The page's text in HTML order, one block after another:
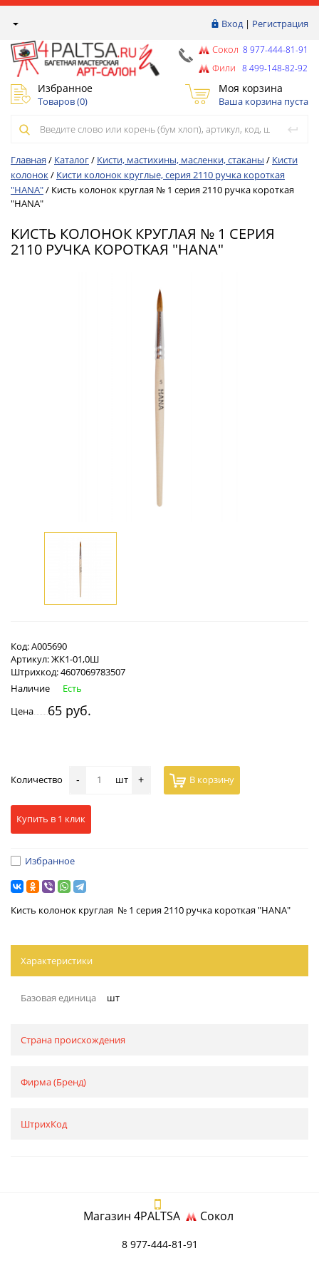
Вход| Регистрация
Сокол 8 977-444-81-91
Фили 8 499-148-82-92
Избранное
Товаров (0)
Моя корзина
Ваша корзина пуста
Главная / Каталог/ Кисти, мастихины, масленки, стаканы / Кисти
колонок/ Кисти колонок круглые, серия 2110 ручка короткая
"HANA"/ Кисть колонок круглая № 1 серия 2110 ручка короткая
"HANA"
КИСТЬ КОЛОНОК КРУГЛАЯ № 1 СЕРИЯ
2110 РУЧКА КОРОТКАЯ "HANA"
Код:А005690
Артикул:ЖК1-01,0Ш
Штрихкод:4607069783507
Наличие
Есть
Цена
65 руб.
Количество - шт + В корзину
Купить в 1 клик
Избранное
Кисть колонок круглая № 1 серия 2110 ручка короткая "HANA"
Характеристики
Базовая единица шт
Страна происхождения
Фирма (Бренд)
ШтрихКод
Магазин 4PALTSA Сокол
8 977-444-81-91